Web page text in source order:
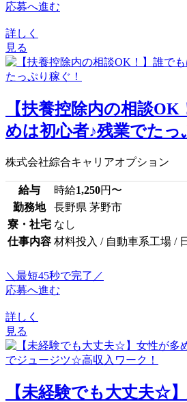
応募へ進む
詳しく
見る
【扶養控除内の相談
めは初心者♪残業でたっ
株式会社綜合キャリアオプション
給与 時給1,250円〜
勤務地
長野県 茅野市
寮・社宅 なし
仕事内容 材料投入 / 自動車系工場 /
＼最短45秒で完了／
応募へ進む
詳しく
見る
【未経験でも大丈夫☆